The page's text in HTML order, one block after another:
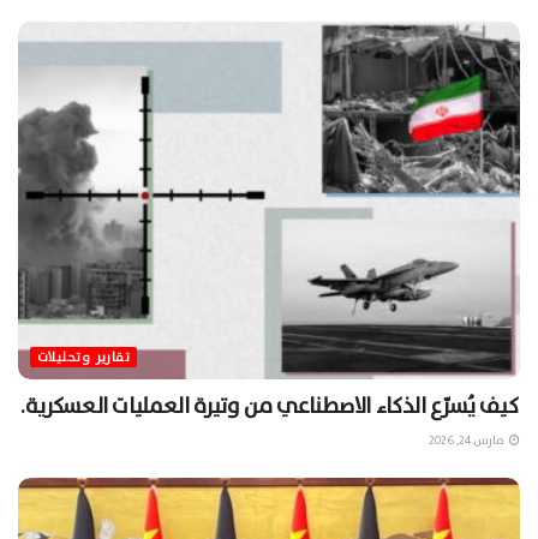
تقارير وتحليلات
كيف يُسرّع الذكاء الاصطناعي من وتيرة العمليات العسكرية.
مارس 24, 2026